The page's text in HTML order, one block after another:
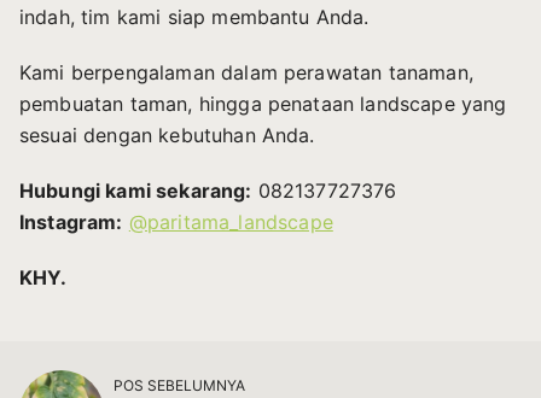
indah, tim kami siap membantu Anda.
Kami berpengalaman dalam perawatan tanaman,
pembuatan taman, hingga penataan landscape yang
sesuai dengan kebutuhan Anda.
Hubungi kami sekarang: 082137727376
Instagram: @paritama_landscape
KHY.
POS SEBELUMNYA